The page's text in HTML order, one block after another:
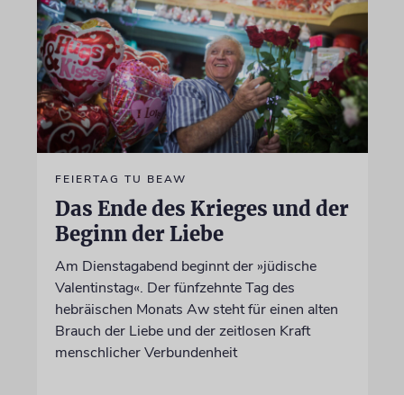
FEIERTAG TU BEAW
Das Ende des Krieges und der
Beginn der Liebe
Am Dienstagabend beginnt der »jüdische
Valentinstag«. Der fünfzehnte Tag des
hebräischen Monats Aw steht für einen alten
Brauch der Liebe und der zeitlosen Kraft
menschlicher Verbundenheit